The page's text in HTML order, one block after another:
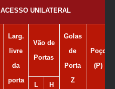
ACESSO UNILATERAL
Larg.
livre
da
porta
Vão de
Portas
Golas
de
Porta
Z
Poço
(P)
L H